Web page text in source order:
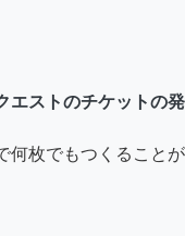
エストのチケットの
何枚でもつくることが